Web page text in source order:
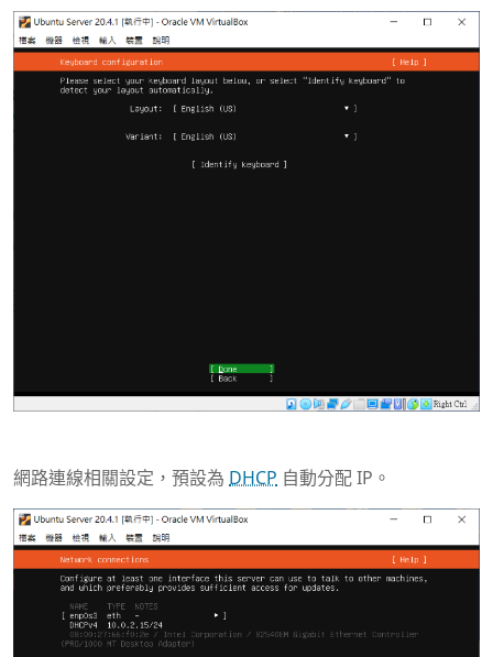
網路連線相關設定，預設為 DHCP 自動分配 IP。